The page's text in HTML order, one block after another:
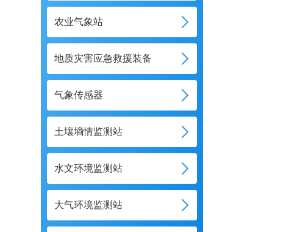
农业气象站
地质灾害应急救援装备
气象传感器
土壤墒情监测站
水文环境监测站
大气环境监测站